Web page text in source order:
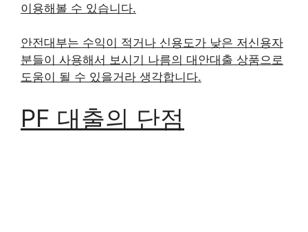
이용해볼 수 있습니다.
안전대부는 수익이 적거나 신용도가 낮은 저신용자
분들이 사용해서 보시기 나름의 대안대출 상품으로
도움이 될 수 있을거라 생각합니다.
PF 대출의 단점